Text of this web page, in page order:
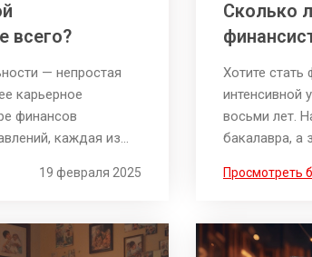
всего?
— непростая
карьерное
финансов
каждая из
различные
вам. Узнайте о
различных
19 февраля 2025
Сколько
Хотите
интенсивной
восьми лет.
бакалавра, а
программы и
курсы и
карьеру в
Просмотреть